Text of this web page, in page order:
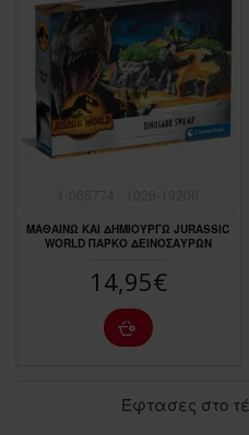
ΜΑΘΑΙΝΩ ΚΑΙ ΔΗΜΙΟΥΡΓΩ JURASSIC
WORLD ΠΑΡΚΟ ΔΕΙΝΟΣΑΥΡΩΝ
14,95€
Έφτασες στο